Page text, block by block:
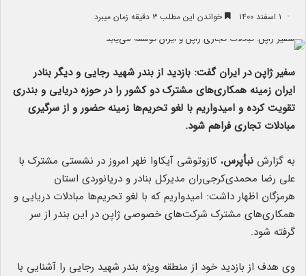
۱ اسفند ۱۴۰۰ خواندن این مطلب ۳ دقیقه زمان میبرد
سفیر ژاپن در ایران گفت: بازدید از بندر شهید رجایی و دیگر بنادر
ایران زمینه همکاری‌های مشترک دو کشور را در حوزه دریایی و بندری
تقویت کرده و امیدواریم با لغو تحریم‌ها زمینه حضور و از سرگیری
مبادلات تجاری فراهم شود.
به گزارش نبأپرس، کازوتوشی آیکاوا ظهر امروز در نشستی مشترک با
علی رضا محمدی‌کرجی‌ران مدیرکل بنادر و دریانوردی استان
هرمزگان اظهار داشت: امیدواریم که با لغو تحریم‌ها مبادلات دریایی و
همکاری‌های مشترک شرکت‌های خصوصی ژاپن در این بندر از سر
گرفته شود.
وی هدف از بازدید خود از منطقه ویژه بندر شهید رجایی را آشنایی با